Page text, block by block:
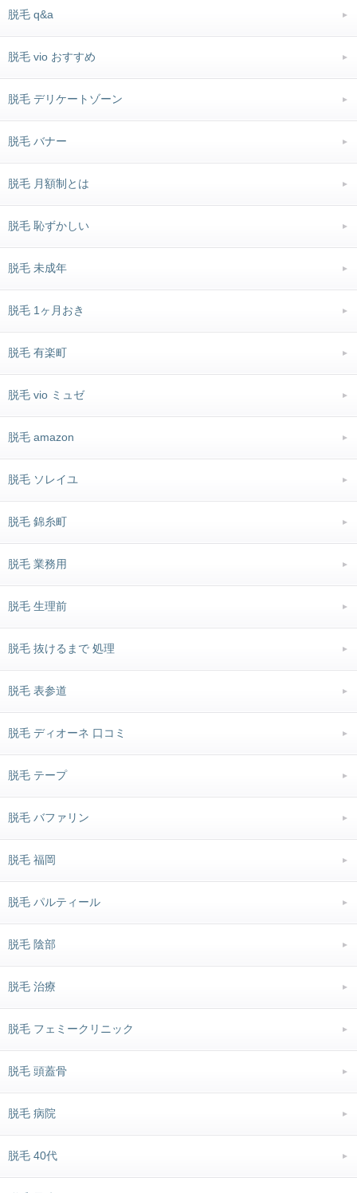
脱毛 q&a
脱毛 vio おすすめ
脱毛 デリケートゾーン
脱毛 バナー
脱毛 月額制とは
脱毛 恥ずかしい
脱毛 未成年
脱毛 1ヶ月おき
脱毛 有楽町
脱毛 vio ミュゼ
脱毛 amazon
脱毛 ソレイユ
脱毛 錦糸町
脱毛 業務用
脱毛 生理前
脱毛 抜けるまで 処理
脱毛 表参道
脱毛 ディオーネ 口コミ
脱毛 テープ
脱毛 バファリン
脱毛 福岡
脱毛 パルティール
脱毛 陰部
脱毛 治療
脱毛 フェミークリニック
脱毛 頭蓋骨
脱毛 病院
脱毛 40代